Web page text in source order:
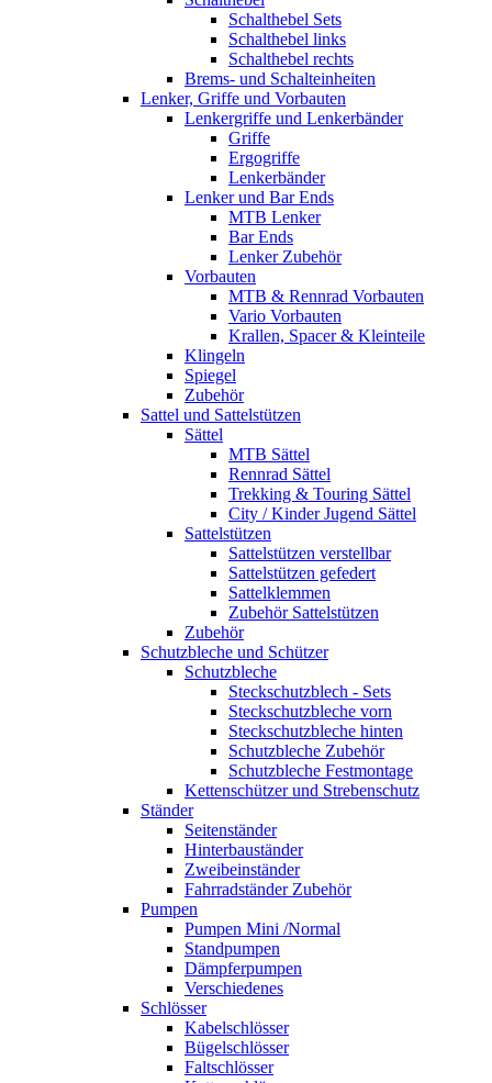
Schalthebel Sets
Schalthebel links
Schalthebel rechts
Brems- und Schalteinheiten
Lenker, Griffe und Vorbauten
Lenkergriffe und Lenkerbänder
Griffe
Ergogriffe
Lenkerbänder
Lenker und Bar Ends
MTB Lenker
Bar Ends
Lenker Zubehör
Vorbauten
MTB & Rennrad Vorbauten
Vario Vorbauten
Krallen, Spacer & Kleinteile
Klingeln
Spiegel
Zubehör
Sattel und Sattelstützen
Sättel
MTB Sättel
Rennrad Sättel
Trekking & Touring Sättel
City / Kinder Jugend Sättel
Sattelstützen
Sattelstützen verstellbar
Sattelstützen gefedert
Sattelklemmen
Zubehör Sattelstützen
Zubehör
Schutzbleche und Schützer
Schutzbleche
Steckschutzblech - Sets
Steckschutzbleche vorn
Steckschutzbleche hinten
Schutzbleche Zubehör
Schutzbleche Festmontage
Kettenschützer und Strebenschutz
Ständer
Seitenständer
Hinterbauständer
Zweibeinständer
Fahrradständer Zubehör
Pumpen
Pumpen Mini /Normal
Standpumpen
Dämpferpumpen
Verschiedenes
Schlösser
Kabelschlösser
Bügelschlösser
Faltschlösser